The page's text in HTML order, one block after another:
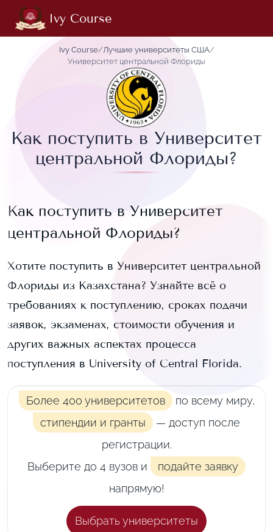
Ivy Course
Ivy Course/Лучшие университеты США/
Университет центральной Флориды
Как поступить в Университет
центральной Флориды?
Как поступить в Университет
центральной Флориды?
Хотите поступить в Университет центральной
Флориды из Казахстана? Узнайте всё о
требованиях к поступлению, сроках подачи
заявок, экзаменах, стоимости обучения и
других важных аспектах процесса
поступления в University of Central Florida.
Более 400 университетов по всему миру,
стипендии и гранты
— доступ после
регистрации.
Выберите до 4 вузов и
подайте заявку
напрямую!
Выбрать университеты